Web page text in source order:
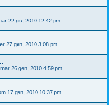
22 giu, 2010 12:42 pm
27 gen, 2010 3:08 pm
mar 26 gen, 2010 4:59 pm
17 gen, 2010 10:37 pm